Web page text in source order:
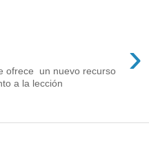
›
ofrece un nuevo recurso
a la lección